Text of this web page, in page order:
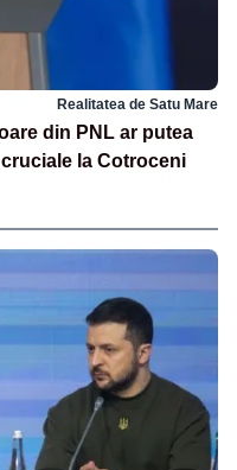
Realitatea de Satu Mare
din PNL ar putea
la Cotroceni